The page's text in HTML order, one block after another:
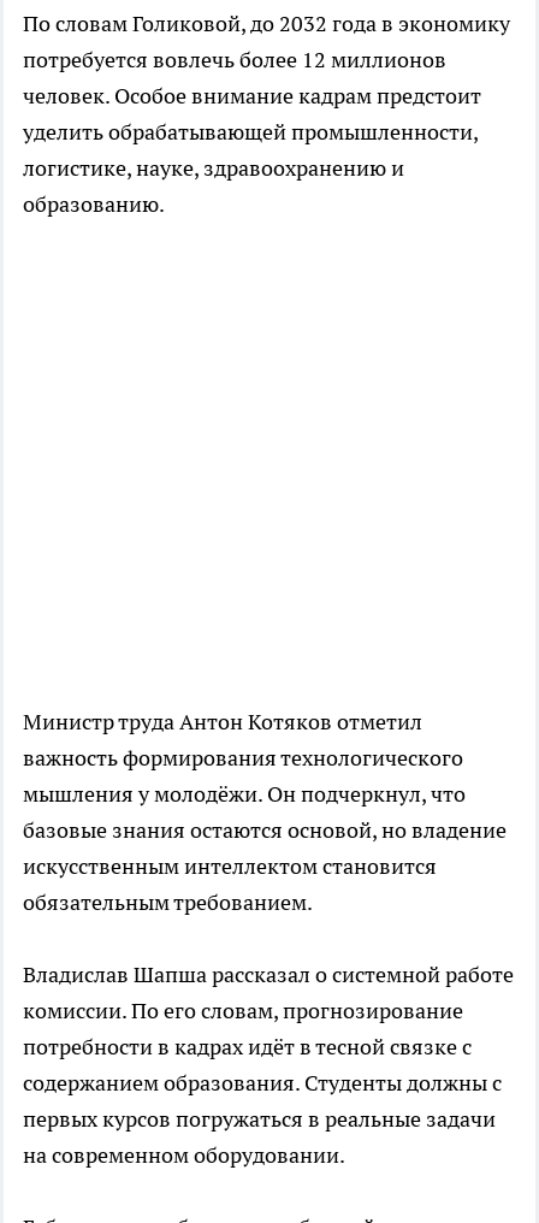
По словам Голиковой, до 2032 года в экономику
потребуется вовлечь более 12 миллионов
человек. Особое внимание кадрам предстоит
уделить обрабатывающей промышленности,
логистике, науке, здравоохранению и
образованию.
Министр труда Антон Котяков отметил
важность формирования технологического
мышления у молодёжи. Он подчеркнул, что
базовые знания остаются основой, но владение
искусственным интеллектом становится
обязательным требованием.
Владислав Шапша рассказал о системной работе
комиссии. По его словам, прогнозирование
потребности в кадрах идёт в тесной связке с
содержанием образования. Студенты должны с
первых курсов погружаться в реальные задачи
на современном оборудовании.